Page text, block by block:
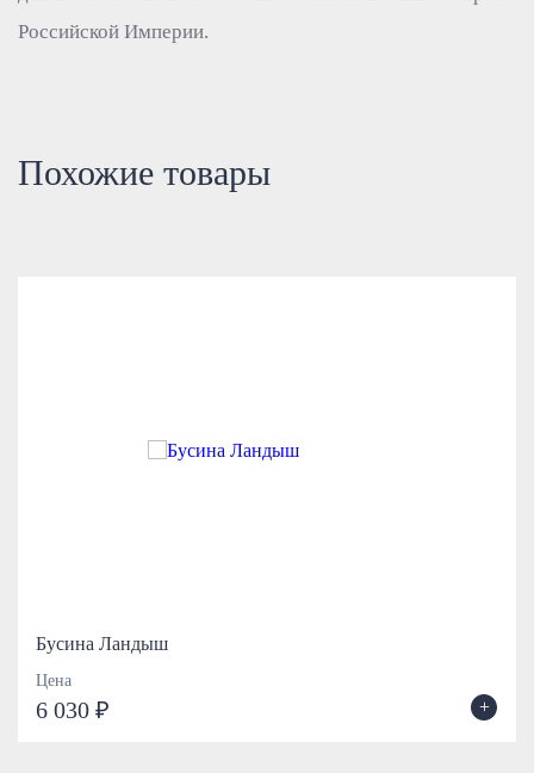
Российской Империи.
Похожие товары
Бусина Ландыш
Цена
6 030 ₽ +